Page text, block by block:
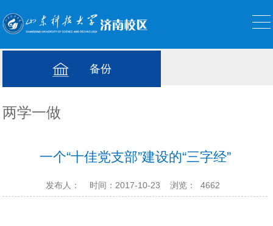
备份
两学一做
一个“十佳党支部”建设的“三字经”
发布人： 时间：2017-10-23 浏览： 4662